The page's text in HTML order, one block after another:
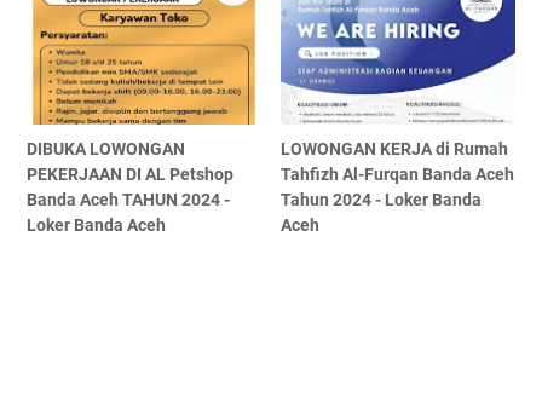
DIBUKA LOWONGAN
PEKERJAAN DI AL Petshop
Banda Aceh TAHUN 2024 -
Loker Banda Aceh
LOWONGAN KERJA di Rumah
Tahfizh Al-Furqan Banda Aceh
Tahun 2024 - Loker Banda
Aceh